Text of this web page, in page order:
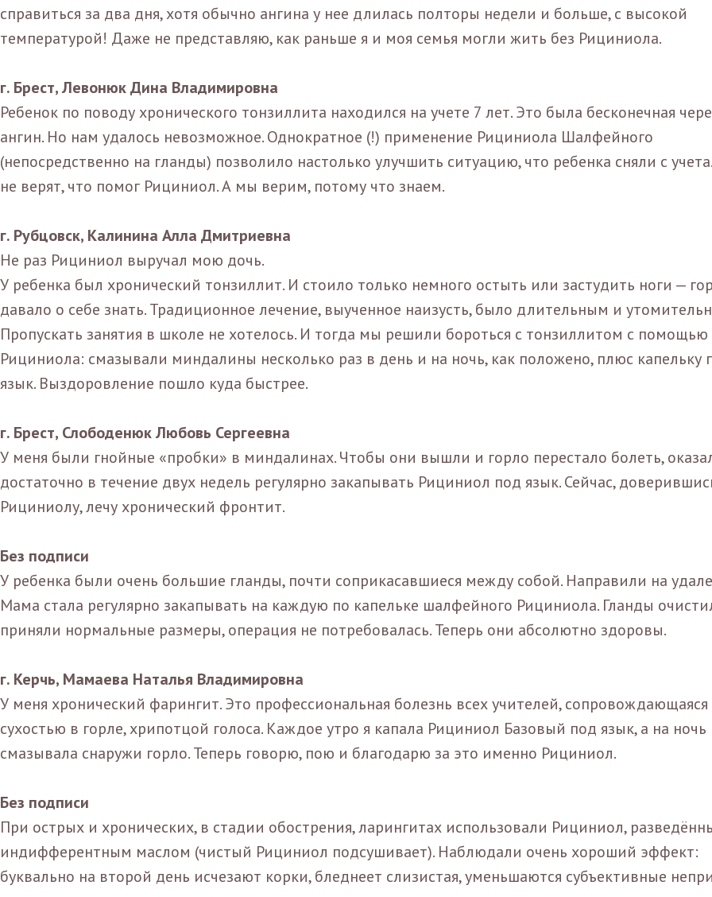
справиться за два дня, хотя обычно ангина у нее длилась полторы недели и больше, с высокой
температурой! Даже не представляю, как раньше я и моя семья могли жить без Рициниола.
г. Брест, Левонюк Дина Владимировна
Ребенок по поводу хронического тонзиллита находился на учете 7 лет. Это была бесконечная
ангин. Но нам удалось невозможное. Однократное (!) применение Рициниола Шалфейного
(непосредственно на гланды) позволило настолько улучшить ситуацию, что ребенка сняли с
не верят, что помог Рициниол. А мы верим, потому что знаем.
г. Рубцовск, Калинина Алла Дмитриевна
Не раз Рициниол выручал мою дочь.
У ребенка был хронический тонзиллит. И стоило только немного остыть или застудить ноги —
давало о себе знать. Традиционное лечение, выученное наизусть, было длительным и
Пропускать занятия в школе не хотелось. И тогда мы решили бороться с тонзиллитом с помощью
Рициниола: смазывали миндалины несколько раз в день и на ночь, как положено, плюс капельку
язык. Выздоровление пошло куда быстрее.
г. Брест, Слободенюк Любовь Сергеевна
У меня были гнойные «пробки» в миндалинах. Чтобы они вышли и горло перестало болеть,
достаточно в течение двух недель регулярно закапывать Рициниол под язык. Сейчас,
Рициниолу, лечу хронический фронтит.
Без подписи
У ребенка были очень большие гланды, почти соприкасавшиеся между собой. Направили на
Мама стала регулярно закапывать на каждую по капельке шалфейного Рициниола. Гланды
приняли нормальные размеры, операция не потребовалась. Теперь они абсолютно здоровы.
г. Керчь, Мамаева Наталья Владимировна
У меня хронический фарингит. Это профессиональная болезнь всех учителей, сопровождающаяся
сухостью в горле, хрипотцой голоса. Каждое утро я капала Рициниол Базовый под язык, а на ночь
смазывала снаружи горло. Теперь говорю, пою и благодарю за это именно Рициниол.
Без подписи
При острых и хронических, в стадии обострения, ларингитах использовали Рициниол,
индифферентным маслом (чистый Рициниол подсушивает). Наблюдали очень хороший эффект:
буквально на второй день исчезают корки, бледнеет слизистая, уменьшаются субъективные